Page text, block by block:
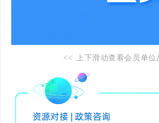
<< 上下滑动查看会员单